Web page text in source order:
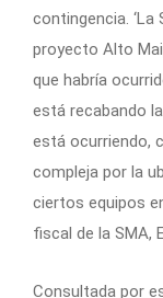
contingencia. ‘La
proyecto Alto
que habría
está recabando
está ocurriendo,
compleja por la
ciertos equipos
fiscal de la SMA,
Consultada por